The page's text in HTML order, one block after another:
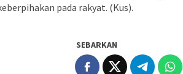
pada rakyat. (Kus).
SEBARKAN